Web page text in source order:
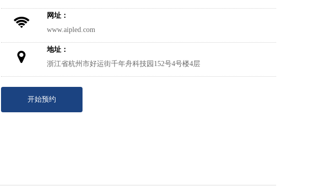
网址：
www.aipled.com
地址：
浙江省杭州市好运街千年舟科技园152号4号楼4层
开始预约